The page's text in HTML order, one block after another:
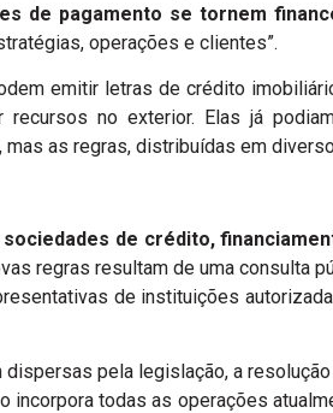
de pagamento se tornem
operações e clientes”.
emitir letras de crédito
recursos no exterior. Elas já
as regras, distribuídas em
de crédito,
regras resultam de uma consulta
de instituições
pela legislação, a
incorpora todas as operações